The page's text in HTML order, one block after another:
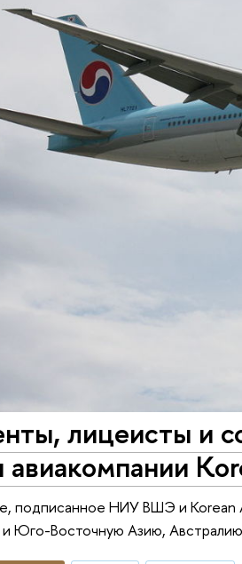
лицеисты и
подписанное НИУ ВШЭ и Korean
Юго-Восточную Азию,